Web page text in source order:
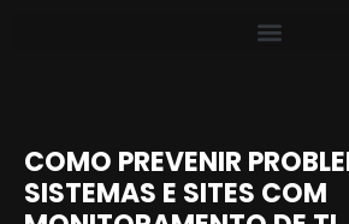
COMO PREVENIR
SISTEMAS E SITES COM